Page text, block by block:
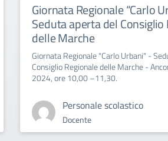
Giornata Regionale “Carlo
Seduta aperta del Consiglio
delle Marche
Giornata Regionale "Carlo Urbani" -
Consiglio Regionale delle Marche -
2024, ore 10,00 –11,30.
Personale scolastico
Docente